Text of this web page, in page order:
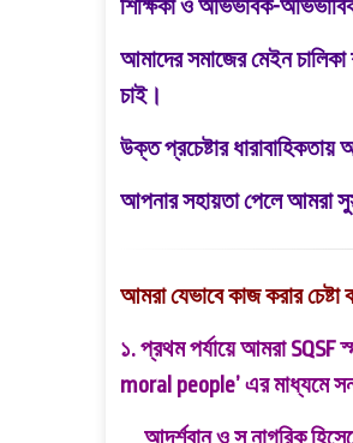
শিক্ষিকা ও অভিভাবক-
আমাদের সমাজের মেইন
চাই।
উক্ত প্রচেষ্টার ধারাবাহিকতায়
আপনার সহায়তা পেলে আমরা
আমরা যেভাবে কাজ করার চেষ্টা
১. প্রথম পর্যায়ে আমরা SQSF
moral people’ এর মাধ্যমে